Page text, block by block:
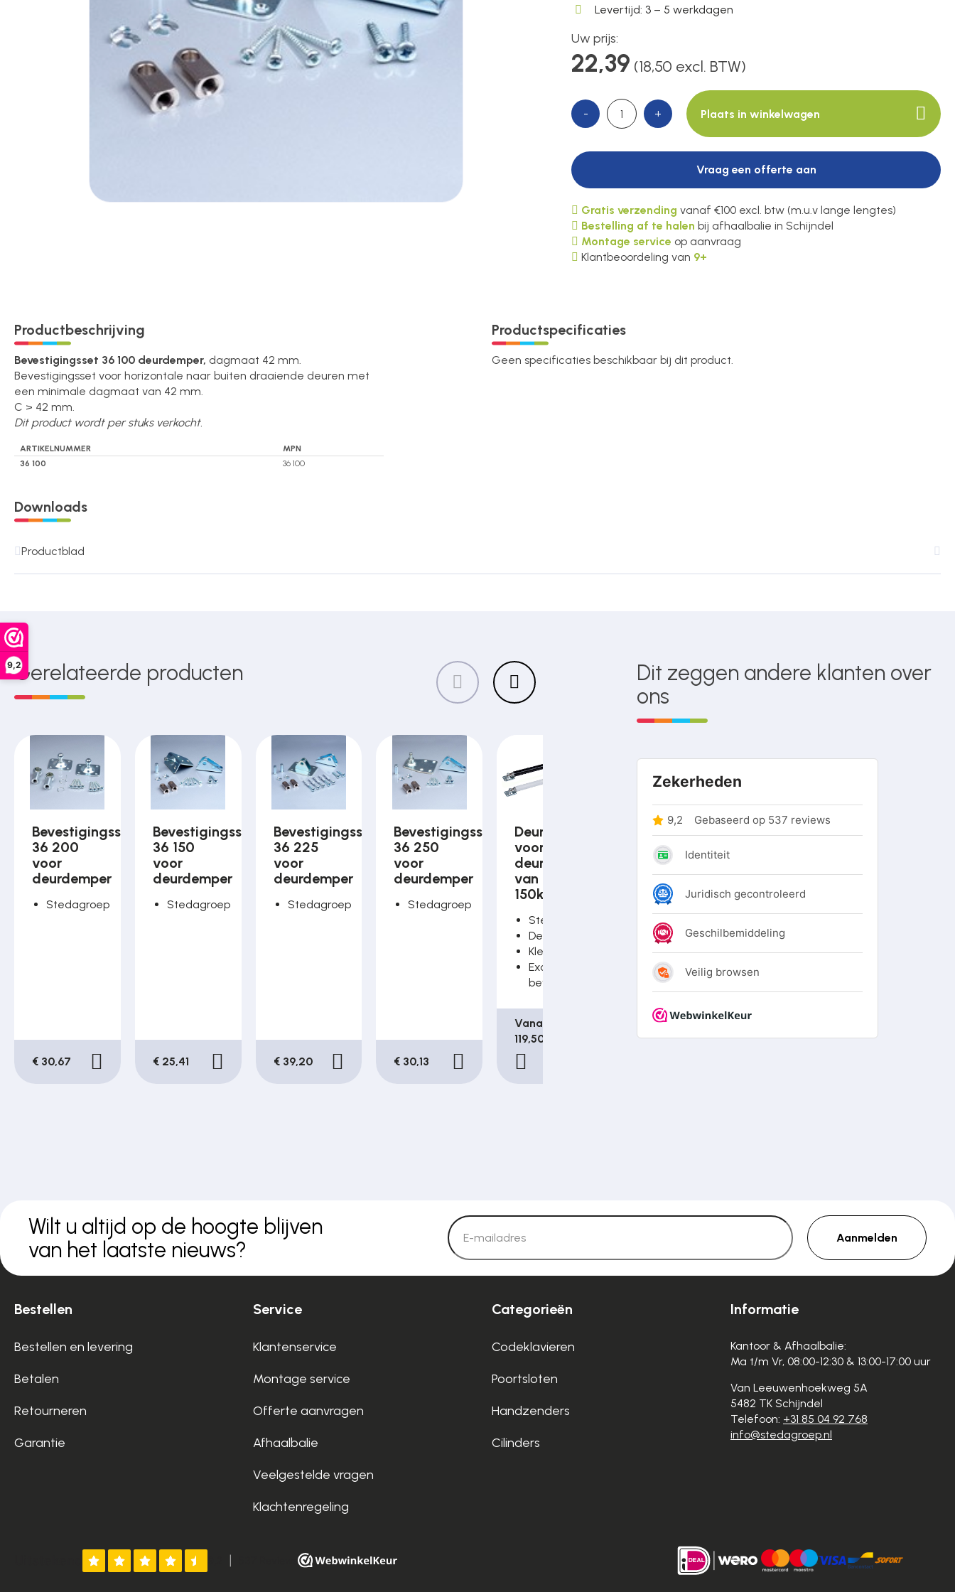
9,2
Over ons
Contact
Levertijd: 3 – 5 werkdagen
Uw prijs:
22,39 (18,50 excl. BTW)
- + Plaats in winkelwagen
Vraag een offerte aan
Gratis verzending vanaf €100 excl. btw (m.u.v lange lengtes)
Bestelling af te halen bij afhaalbalie in Schijndel
Montage service op aanvraag
Klantbeoordeling van 9+
Productbeschrijving
Bevestigingsset 36 100 deurdemper, dagmaat 42 mm.
Bevestigingsset voor horizontale naar buiten draaiende deuren met
een minimale dagmaat van 42 mm.
C > 42 mm.
Dit product wordt per stuks verkocht.
ARTIKELNUMMER
MPN
36 100
36 100
Productspecificaties
Geen specificaties beschikbaar bij dit product.
Downloads
Productblad
Gerelateerde producten
Bevestigingsset
36 200
voor
deurdemper
Stedagroep
€ 30,67
Bevestigingsset
36 150
voor
deurdemper
Stedagroep
€ 25,41
Bevestigingsset
36 225
voor
deurdemper
Stedagroep
€ 39,20
Bevestigingsset
36 250
voor
deurdemper
Stedagroep
€ 30,13
Deurdemper
voor
deurgewicht
van 40 tot
150kg
Stedagroep
Deurgewicht
Kleur
Exclusief
bevestignsset
Vanaf €
119,50
Bevestigingsset
36 175
voor
deurdemper
Stedagroep
Dit zeggen andere klanten over
ons
Wilt u altijd op de hoogte blijven
van het laatste nieuws?
Aanmelden
Bestellen
Bestellen en levering
Betalen
Retourneren
Garantie
Service
Klantenservice
Montage service
Offerte aanvragen
Afhaalbalie
Veelgestelde vragen
Klachtenregeling
Categorieën
Codeklavieren
Poortsloten
Handzenders
Cilinders
Informatie
Kantoor & Afhaalbalie:
Ma t/m Vr, 08:00-12:30 & 13:00-17:00 uur
Van Leeuwenhoekweg 5A
5482 TK Schijndel
Telefoon: +31 85 04 92 768
info@stedagroep.nl